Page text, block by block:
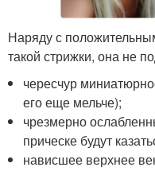
Наряду с
такой стрижки, она не
чересчур
его еще мельче);
чрезмерно
прическе будут
нависшее верхнее